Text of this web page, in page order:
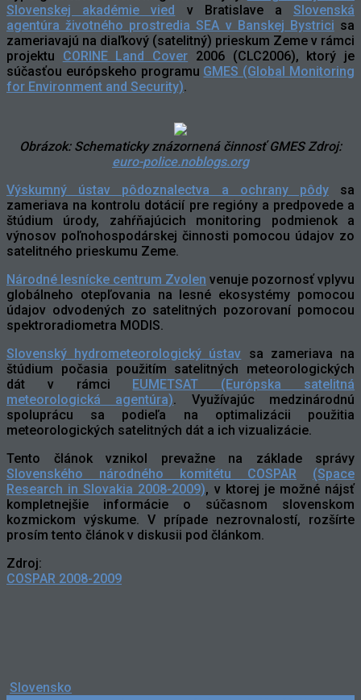
Slovenskej akadémie vied v Bratislave aSlovenská
agentúra životného prostredia SEA v Banskej Bystrici sa
zameriavajú na diaľkový (satelitný) prieskum Zeme v rámci
projektu CORINE Land Cover 2006 (CLC2006), ktorý je
súčasťou európskeho programu GMES (Global Monitoring
for Environment and Security).
Obrázok: Schematicky znázornená činnosť GMES Zdroj:
euro-police.noblogs.org
Výskumný ústav pôdoznalectva a ochrany pôdysa
zameriava na kontrolu dotácií pre regióny a predpovede a
štúdium úrody, zahŕňajúcich monitoring podmienok a
výnosov poľnohospodárskej činnosti pomocou údajov zo
satelitného prieskumu Zeme.
Národné lesnícke centrum Zvolen venuje pozornosť vplyvu
globálneho otepľovania na lesné ekosystémy pomocou
údajov odvodených zo satelitných pozorovaní pomocou
spektroradiometra MODIS.
Slovenský hydrometeorologický ústav sa zameriava na
štúdium počasia použitím satelitných meteorologických
dát v rámci EUMETSAT (Európska satelitná
meteorologická agentúra). Využívajúc medzinárodnú
spoluprácu sa podieľa na optimalizácii použitia
meteorologických satelitných dát a ich vizualizácie.
Tento článok vznikol prevažne na základe správy
Slovenského národného komitétu COSPAR
(Space
Research in Slovakia 2008-2009), v ktorej je možné nájsť
kompletnejšie informácie o súčasnom slovenskom
kozmickom výskume. V prípade nezrovnalostí, rozšírte
prosím tento článok v diskusii pod článkom.
Zdroj:
COSPAR 2008-2009
Slovensko